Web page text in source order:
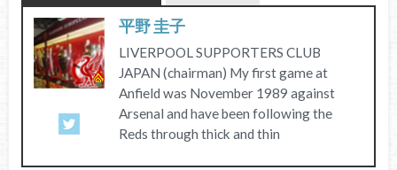
平野 圭子
LIVERPOOL SUPPORTERS CLUB
JAPAN (chairman) My first game at
Anfield was November 1989 against
Arsenal and have been following the
Reds through thick and thin